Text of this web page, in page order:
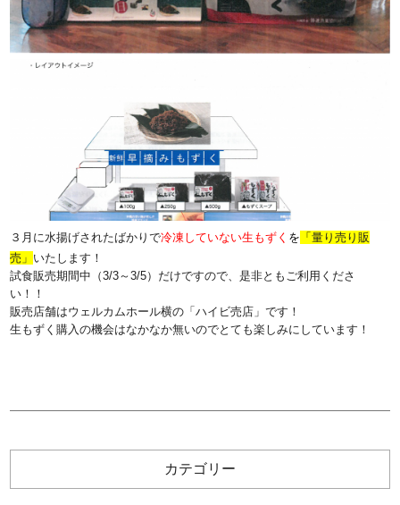
３月に水揚げされたばかりで冷凍していない生もずく を 「量り売り販
売」 いたします！
試食販売期間中（3/3～3/5）だけですので、是非ともご利用くださ
い！！
販売店舗はウェルカムホール横の「ハイビ売店」です！
生もずく購入の機会はなかなか無いのでとても楽しみにしています！
カテゴリー